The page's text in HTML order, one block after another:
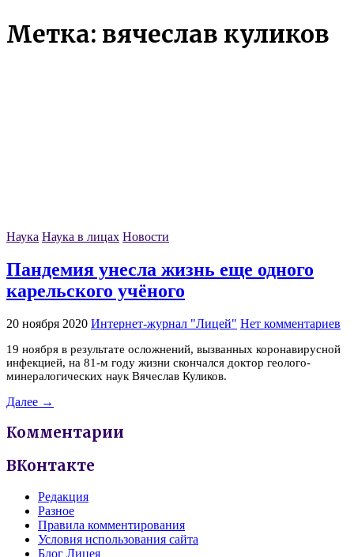
Метка: вячеслав куликов
Наука Наука в лицах Новости
Пандемия унесла жизнь еще одного
карельского учёного
20 ноября 2020 Интернет-журнал "Лицей" Нет комментариев
19 ноября в результате осложнений, вызванных коронавирусной
инфекцией, на 81-м году жизни скончался доктор геолого-
минералогических наук Вячеслав Куликов.
Далее →
Комментарии
ВКонтакте
Редакция
Разное
Правила комментирования
Условия использования сайта
Блог Лицея